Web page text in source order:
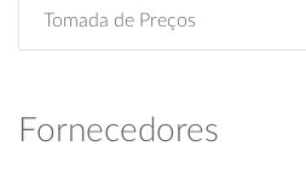
Tomada de Preços
Fornecedores